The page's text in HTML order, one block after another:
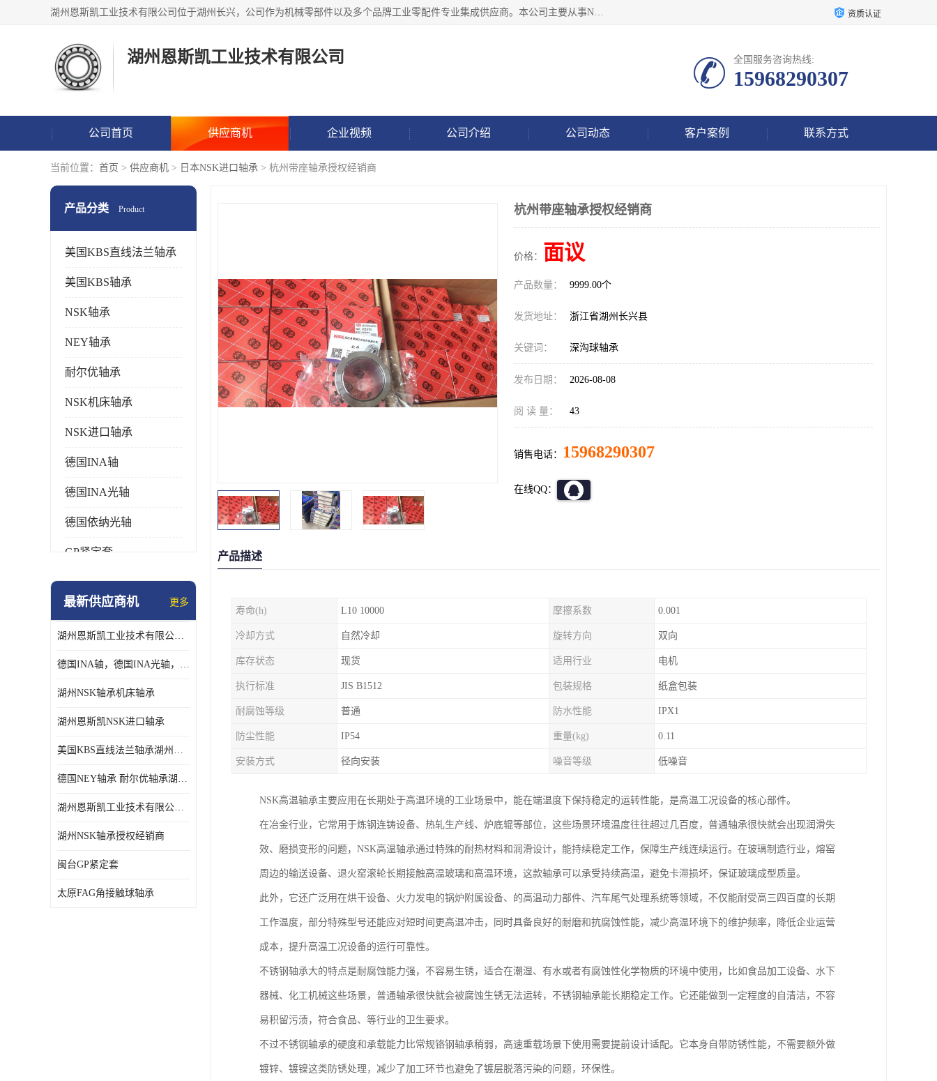
湖州恩斯凯工业技术有限公司位于湖州长兴，公司作为机械零部件以及多个品牌工业零配件专业集成供应商。本公司主要从事NSK进口轴承、SKF进口轴承、FAG进口轴承、NTN进口轴承、国产轴承：ZWZ、HRB、C&U轴承外球面轴承、导轨、丝杠、滑块、 润滑油、工业皮带及其他工业零部件的销售. 资质认证
湖州恩斯凯工业技术有限公司 全国服务咨询热线:
15968290307
公司首页 供应商机 企业视频 公司介绍 公司动态 客户案例 联系方式
当前位置： 首页 > 供应商机 > 日本NSK进口轴承 > 杭州带座轴承授权经销商
产品分类 Product
美国KBS直线法兰轴承
美国KBS轴承
NSK轴承
NEY轴承
耐尔优轴承
NSK机床轴承
NSK进口轴承
德国INA轴
德国INA光轴
德国依纳光轴
GP紧定套
SKF轴承
日本NSK进口轴承
德国INA进口轴承
最新供应商机 更多
湖州恩斯凯工业技术有限公司 湖州NSK轴承
德国INA轴，德国INA光轴，德国依纳光轴
湖州NSK轴承机床轴承
湖州恩斯凯NSK进口轴承
美国KBS直线法兰轴承湖州KBS轴承
德国NEY轴承 耐尔优轴承湖州代理商
湖州恩斯凯工业技术有限公司NSK轴承*经销商
湖州NSK轴承授权经销商
闽台GP紧定套
太原FAG角接触球轴承
杭州带座轴承授权经销商
价格： 面议
产品数量： 9999.00个
发货地址： 浙江省湖州长兴县
关键词： 深沟球轴承
发布日期： 2026-08-08
阅 读 量： 43
销售电话： 15968290307
在线QQ：
产品描述
寿命(h) L10 10000 摩擦系数 0.001
冷却方式 自然冷却 旋转方向 双向
库存状态 现货 适用行业 电机
执行标准 JIS B1512 包装规格 纸盒包装
耐腐蚀等级 普通 防水性能 IPX1
防尘性能 IP54 重量(kg) 0.11
安装方式 径向安装 噪音等级 低噪音
NSK高温轴承主要应用在长期处于高温环境的工业场景中，能在端温度下保持稳定的运转性能，是高温工况设备的核心部件。
在冶金行业，它常用于炼钢连铸设备、热轧生产线、炉底辊等部位，这些场景环境温度往往超过几百度，普通轴承很快就会出现润滑失
效、磨损变形的问题，NSK高温轴承通过特殊的耐热材料和润滑设计，能持续稳定工作，保障生产线连续运行。在玻璃制造行业，熔窑
周边的输送设备、退火窑滚轮长期接触高温玻璃和高温环境，这款轴承可以承受持续高温，避免卡滞损坏，保证玻璃成型质量。
此外，它还广泛用在烘干设备、火力发电的锅炉附属设备、的高温动力部件、汽车尾气处理系统等领域，不仅能耐受高三四百度的长期
工作温度，部分特殊型号还能应对短时间更高温冲击，同时具备良好的耐磨和抗腐蚀性能，减少高温环境下的维护频率，降低企业运营
成本，提升高温工况设备的运行可靠性。
不锈钢轴承大的特点是耐腐蚀能力强，不容易生锈，适合在潮湿、有水或者有腐蚀性化学物质的环境中使用，比如食品加工设备、水下
器械、化工机械这些场景，普通轴承很快就会被腐蚀生锈无法运转，不锈钢轴承能长期稳定工作。它还能做到一定程度的自清洁，不容
易积留污渍，符合食品、等行业的卫生要求。
不过不锈钢轴承的硬度和承载能力比常规铬钢轴承稍弱，高速重载场景下使用需要提前设计适配。它本身自带防锈性能，不需要额外做
镀锌、镀镍这类防锈处理，减少了加工环节也避免了镀层脱落污染的问题，环保性。